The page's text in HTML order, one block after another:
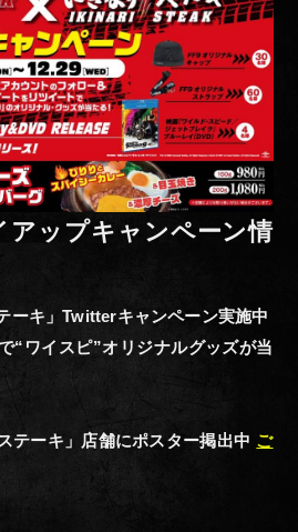
アップキャンペーン情
ーキ」Twitterキャンペーン実施中
“ワイスピ”オリジナルグッズが当
テーキ」店舗にポスター掲出中 ご